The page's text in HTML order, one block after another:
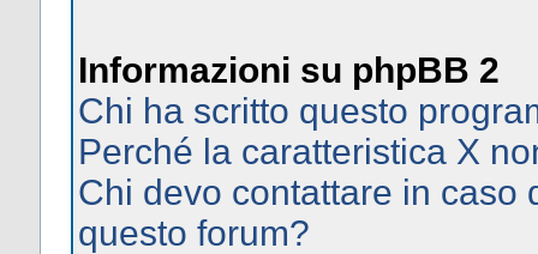
Informazioni su phpBB 2
Chi ha scritto questo
Perché la caratteristica X
Chi devo contattare in caso
questo forum?